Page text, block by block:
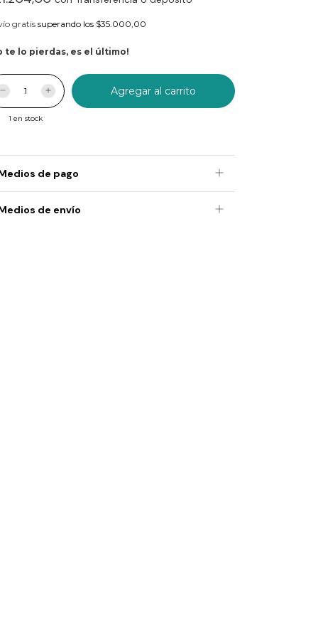
gratis superando los $35.000,00
te lo pierdas, es el último!
1 en stock
de pago
de envío